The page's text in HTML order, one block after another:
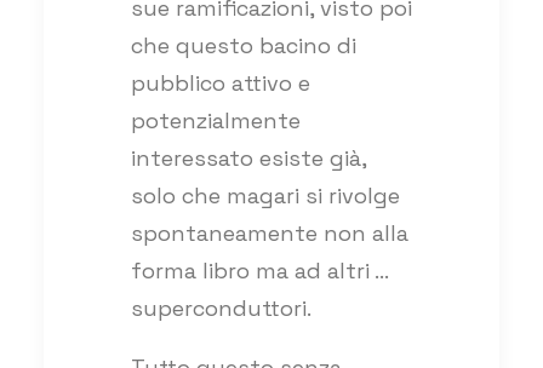
sue ramificazioni, visto poi
che questo bacino di
pubblico attivo e
potenzialmente
interessato esiste già,
solo che magari si rivolge
spontaneamente non alla
forma libro ma ad altri …
superconduttori.